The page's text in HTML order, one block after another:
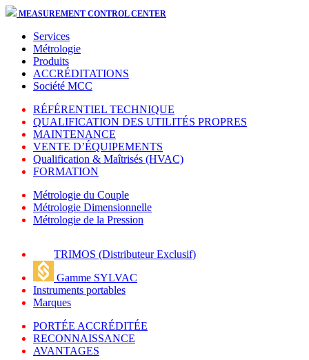
MEASUREMENT CONTROL CENTER
Services
Métrologie
Produits
ACCRÉDITATIONS
Société MCC
RÉFÉRENTIEL TECHNIQUE
QUALIFICATION DES UTILITÉS PROPRES
MAINTENANCE
VENTE D’ÉQUIPEMENTS
Qualification & Maîtrisés (HVAC)
FORMATION
Métrologie du Couple
Métrologie Dimensionnelle
Métrologie de la Pression
TRIMOS (Distributeur Exclusif)
Gamme SYLVAC
Instruments portables
Marques
PORTÉE ACCRÉDITÉE
RECONNAISSANCE
AVANTAGES